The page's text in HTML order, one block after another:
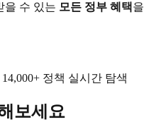
을 수 있는 모든 정부 혜택을
정책 실시간 탐색
보세요